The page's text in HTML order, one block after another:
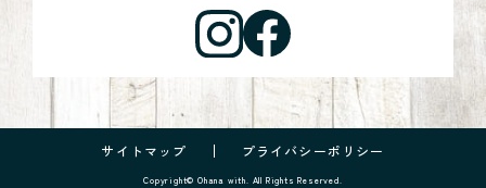
サイトマップ プライバシーポリシー
Copyright© Ohana with. All Rights Reserved.